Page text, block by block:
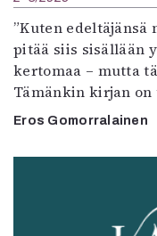
”Kuten edeltäjänsä
pitää siis sisällään
kertomaa – mutta
Tämänkin kirjan
Eros Gomorralainen